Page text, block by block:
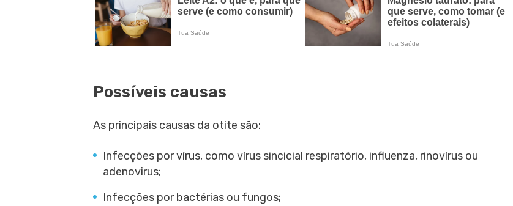
Possíveis causas
As principais causas da otite são:
Infecções por vírus, como vírus sincicial respiratório, influenza, rinovírus ou
adenovirus;
Infecções por bactérias ou fungos;